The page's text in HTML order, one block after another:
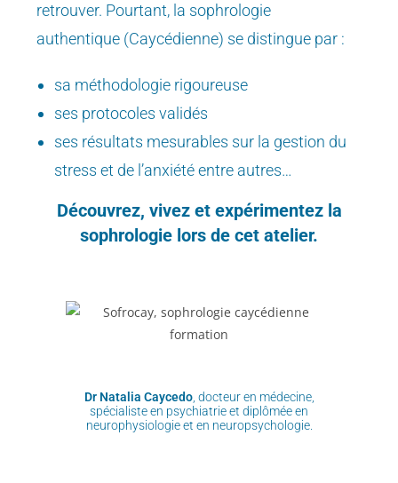
retrouver. Pourtant, la sophrologie
authentique (Caycédienne) se distingue par :
sa méthodologie rigoureuse
ses protocoles validés
ses résultats mesurables sur la gestion du
stress et de l’anxiété entre autres…
Découvrez, vivez et expérimentez la
sophrologie lors de cet atelier.
Dr Natalia Caycedo, docteur en médecine,
spécialiste en psychiatrie et diplômée en
neurophysiologie et en neuropsychologie.